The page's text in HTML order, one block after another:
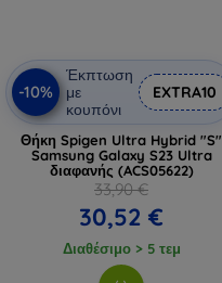
-10%
Έκπτωση
με
κουπόνι
EXTRA10
Θήκη Spigen Ultra Hybrid "S"
Samsung Galaxy S23 Ultra
διαφανής (ACS05622)
33,90 €
30,52 €
Διαθέσιμο > 5 τεμ